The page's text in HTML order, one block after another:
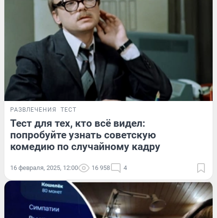
РАЗВЛЕЧЕНИЯ ТЕСТ
Тест для тех, кто всё видел:
попробуйте узнать советскую
комедию по случайному кадру
16 февраля, 2025, 12:00 16 958 4